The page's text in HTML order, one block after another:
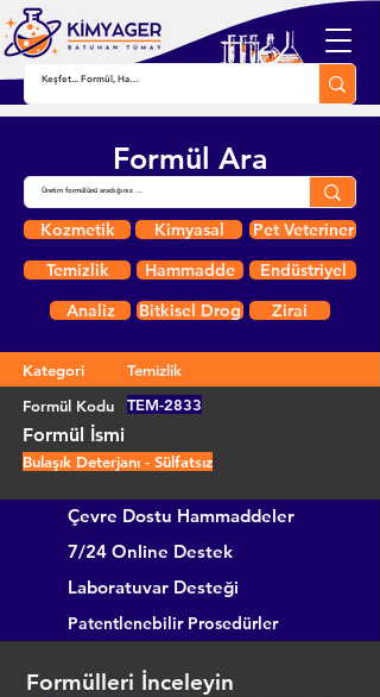
Formül Ara
Kozmetik Kimyasal
Pet Veteriner
Temizlik
Hammadde
Endüstriyel
Analiz
Bitkisel Drog Zirai
Kategori
Temizlik
Formül Kodu
TEM-2833
Formül İsmi
Bulaşık Deterjanı - Sülfatsız
Çevre Dostu Hammaddeler
7/24 Online Destek
Laboratuvar Desteği
Patentlenebilir Prosedürler
Formülleri İnceleyin